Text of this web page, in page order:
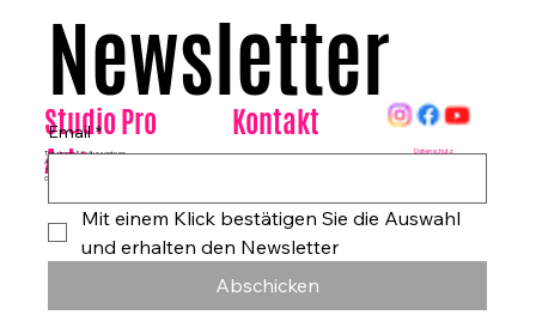
Datenschutz
Studio Pro
Arte
Tanzhaus & Kulturzentrum
Am Rohrgraben 4a
79249 Merzhausen/Freiburg
Germany
Kontakt
Newsletter
Email *
Mit einem Klick bestätigen Sie die Auswahl
und erhalten den Newsletter
Abschicken